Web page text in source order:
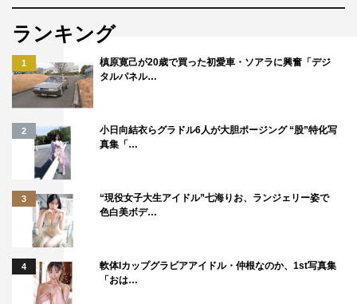
映画「鋼の錬金術師」は12月1日（金）全国ロードショ
ー。
公式サイトhttp://wwws.warnerbros.co.jp/hagarenmovie/
Hey! Say! JUMP
山田涼介 本田翼
ランキング
1
槙原寛己が20歳で買った初愛車・ソアラに興奮「デジ
タルパネル…
2
小日向結衣らグラドル6人が大胆ポージング “股”特化写
真集「…
3
“現役女子大生アイドル”七海りお、ランジェリー姿で
色白美ボデ…
4
軟体Iカップグラビアアイドル・仲根なのか、1st写真集
「おは…